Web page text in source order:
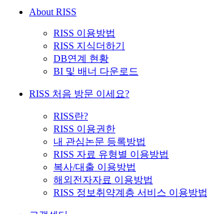
About RISS
RISS 이용방법
RISS 지식더하기
DB연계 현황
BI 및 배너 다운로드
RISS 처음 방문 이세요?
RISS란?
RISS 이용권한
내 관심논문 등록방법
RISS 자료 유형별 이용방법
복사/대출 이용방법
해외전자자료 이용방법
RISS 정보취약계층 서비스 이용방법